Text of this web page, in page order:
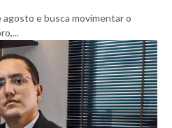
e busca movimentar o